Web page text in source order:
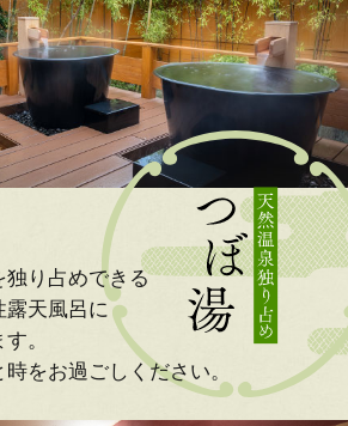
独り占めできる
露天風呂に
。
をお過ごしください。